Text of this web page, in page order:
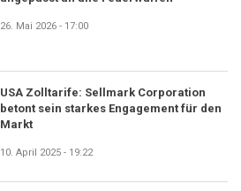
26. Mai 2026 - 17:00
USA Zolltarife: Sellmark Corporation
betont sein starkes Engagement für den
Markt
10. April 2025 - 19:22